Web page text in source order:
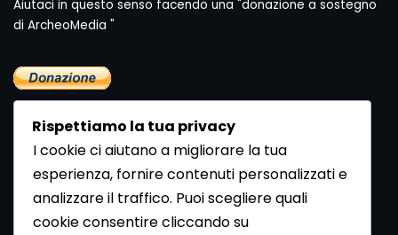
Aiutaci in questo senso facendo una "donazione a sostegno
di ArcheoMedia "
Newsletter
Rispettiamo la tua privacy
I cookie ci aiutano a migliorare la tua
esperienza, fornire contenuti personalizzati e
analizzare il traffico. Puoi scegliere quali
cookie consentire cliccando su